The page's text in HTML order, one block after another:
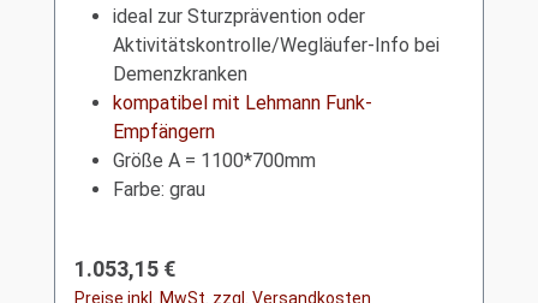
ideal zur Sturzprävention oder
Aktivitätskontrolle/Wegläufer-Info bei
Demenzkranken
kompatibel mit Lehmann Funk-
Empfängern
Größe A = 1100*700mm
Farbe: grau
Regulärer Preis:
1.053,15 €
Preise inkl. MwSt. zzgl. Versandkosten